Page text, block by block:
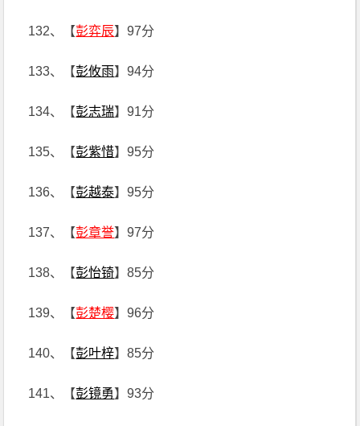
132、【彭弈辰】97分
133、【彭攸雨】94分
134、【彭志瑞】91分
135、【彭紫惜】95分
136、【彭越泰】95分
137、【彭章誉】97分
138、【彭怡锜】85分
139、【彭楚樱】96分
140、【彭叶梓】85分
141、【彭镜勇】93分